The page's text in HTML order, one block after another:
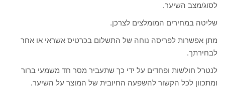
לסוג/מצב השיער.
שליטה במחירים המומלצים לצרכן.
מתן אפשרות לפריסה נוחה של התשלום בכרטיס אשראי או אחר
לבחירתך.
לנטרל חולשות ופחדים על ידי כך שתעביר מסר חד משמעי ברור
ומתכוון לכל הקשור להשפעה החיובית של המוצר על השיער.